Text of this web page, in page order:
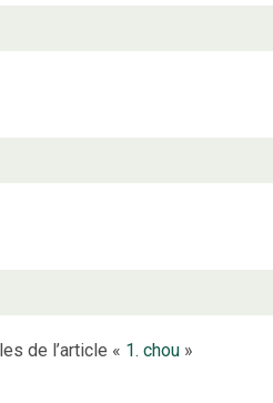
de l’article « 1. chou»